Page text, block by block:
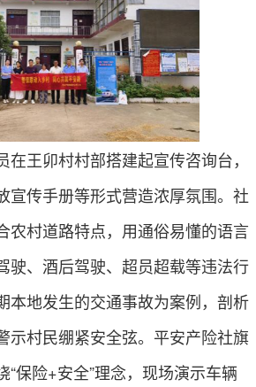
王卯村村部搭建起宣传咨询台，
宣传手册等形式营造浓厚氛围。社
农村道路特点，用通俗易懂的语言
驶、酒后驾驶、超员超载等违法行
本地发生的交通事故为案例，剖析
示村民绷紧安全弦。平安产险社旗
“保险+安全”理念，现场演示车辆